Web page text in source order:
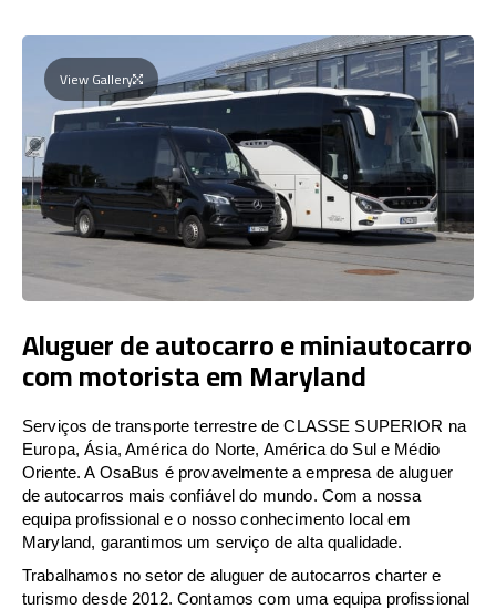
View Gallery
Aluguer de autocarro e miniautocarro
com motorista em Maryland
Serviços de transporte terrestre de CLASSE SUPERIOR na
Europa, Ásia, América do Norte, América do Sul e Médio
Oriente. A OsaBus é provavelmente a empresa de aluguer
de autocarros mais confiável do mundo. Com a nossa
equipa profissional e o nosso conhecimento local em
Maryland, garantimos um serviço de alta qualidade.
Trabalhamos no setor de aluguer de autocarros charter e
turismo desde 2012. Contamos com uma equipa profissional